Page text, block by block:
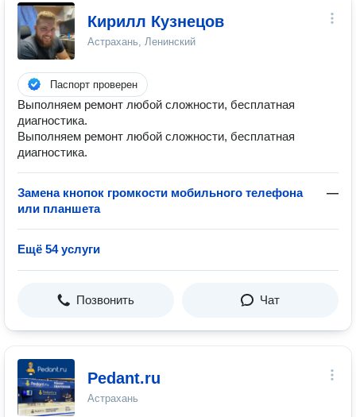
Кирилл Кузнецов
Астрахань, Ленинский
Паспорт проверен
Выполняем ремонт любой сложности, бесплатная
диагностика.
Выполняем ремонт любой сложности, бесплатная
диагностика.
Замена кнопок громкости мобильного телефона
или планшета
—
Ещё 54 услуги
Позвонить Чат
Pedant.ru
Астрахань